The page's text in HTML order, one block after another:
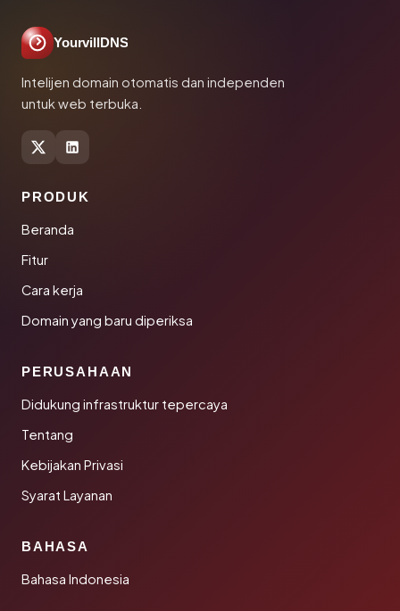
YourvillDNS
Intelijen domain otomatis dan independen
untuk web terbuka.
PRODUK
Beranda
Fitur
Cara kerja
Domain yang baru diperiksa
PERUSAHAAN
Didukung infrastruktur tepercaya
Tentang
Kebijakan Privasi
Syarat Layanan
BAHASA
Bahasa Indonesia